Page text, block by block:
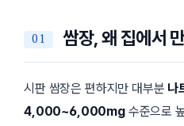
쌈장, 왜 집에서
시판 쌈장은 편하지만 대부분 나
4,000~6,000mg수준으로